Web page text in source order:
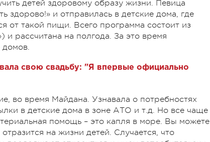
детей здоровому образу жизни. Певица
здорово!» и отправилась в детские дома, где
от такой пищи. Всего программа состоит из
и рассчитана на полгода. За это время
домов.
свою свадьбу: "Я впервые официально
во время Майдана. Узнавала о потребностях
в детские дома в зоне АТО и т.д. Но все чаще
помощь – это капля в море. Вы можете
на жизни детей. Случается, что